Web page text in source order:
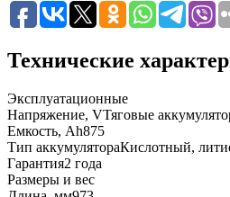
Технические
Эксплуатационные
Напряжение, VТяговые
Емкость, Ah875
Тип аккумулятораКислотный,
Гарантия2 года
Размеры и вес